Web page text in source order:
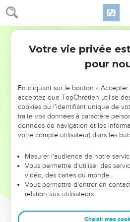
NE MANQUEZ PAS
DE
ET SI LEURS ERREURS
VOTRES ?
leur foi ou leur vision. Mais on voit
et les saisons difficiles qu'ils ont
sont elles qui les ont
Dans cette conférence, leaders,
clés pour avancer avec plus de
Votre vie privée
pour
En cliquant sur le bouton «
acceptez que TopChrétien utilise
cookies ou l'identifiant unique de
traite vos données à caractère
données de navigation et les
votre compte utilisateur) dans les
Mesurer l'audience de notre
Vous permettre d'utiliser des
vidéo, des cartes du monde…
Vous permettre d'entrer en
relation aux utilisateurs.
Choisir mes